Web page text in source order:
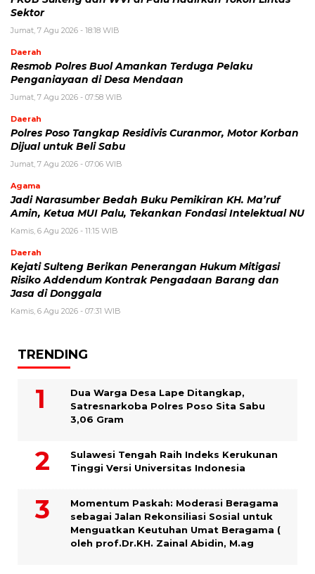
Sektor
Jumat, 7 Agu 2026 - 18:18 WIB
Daerah
Resmob Polres Buol Amankan Terduga Pelaku
Penganiayaan di Desa Mendaan
Jumat, 7 Agu 2026 - 07:58 WIB
Daerah
Polres Poso Tangkap Residivis Curanmor, Motor Korban
Dijual untuk Beli Sabu
Jumat, 7 Agu 2026 - 07:06 WIB
Agama
Jadi Narasumber Bedah Buku Pemikiran KH. Ma’ruf
Amin, Ketua MUI Palu, Tekankan Fondasi Intelektual NU
Kamis, 6 Agu 2026 - 11:15 WIB
Daerah
Kejati Sulteng Berikan Penerangan Hukum Mitigasi
Risiko Addendum Kontrak Pengadaan Barang dan
Jasa di Donggala
Kamis, 6 Agu 2026 - 07:31 WIB
TRENDING
Dua Warga Desa Lape Ditangkap,
Satresnarkoba Polres Poso Sita Sabu
3,06 Gram
Sulawesi Tengah Raih Indeks Kerukunan
Tinggi Versi Universitas Indonesia
Momentum Paskah: Moderasi Beragama
sebagai Jalan Rekonsiliasi Sosial untuk
Menguatkan Keutuhan Umat Beragama (
oleh prof.Dr.KH. Zainal Abidin, M.ag